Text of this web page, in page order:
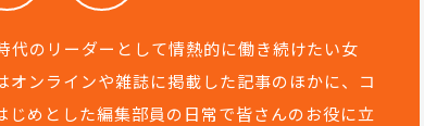
代のリーダーとして情熱的に働き続けたい女
オンラインや雑誌に掲載した記事のほかに、コ
じめとした編集部員の日常で皆さんのお役に立